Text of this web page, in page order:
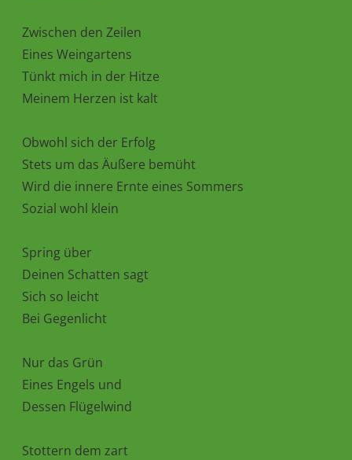
Zwischen den Zeilen
Eines Weingartens
Tünkt mich in der Hitze
Meinem Herzen ist kalt
Obwohl sich der Erfolg
Stets um das Äußere bemüht
Wird die innere Ernte eines Sommers
Sozial wohl klein
Spring über
Deinen Schatten sagt
Sich so leicht
Bei Gegenlicht
Nur das Grün
Eines Engels und
Dessen Flügelwind
Stottern dem zart